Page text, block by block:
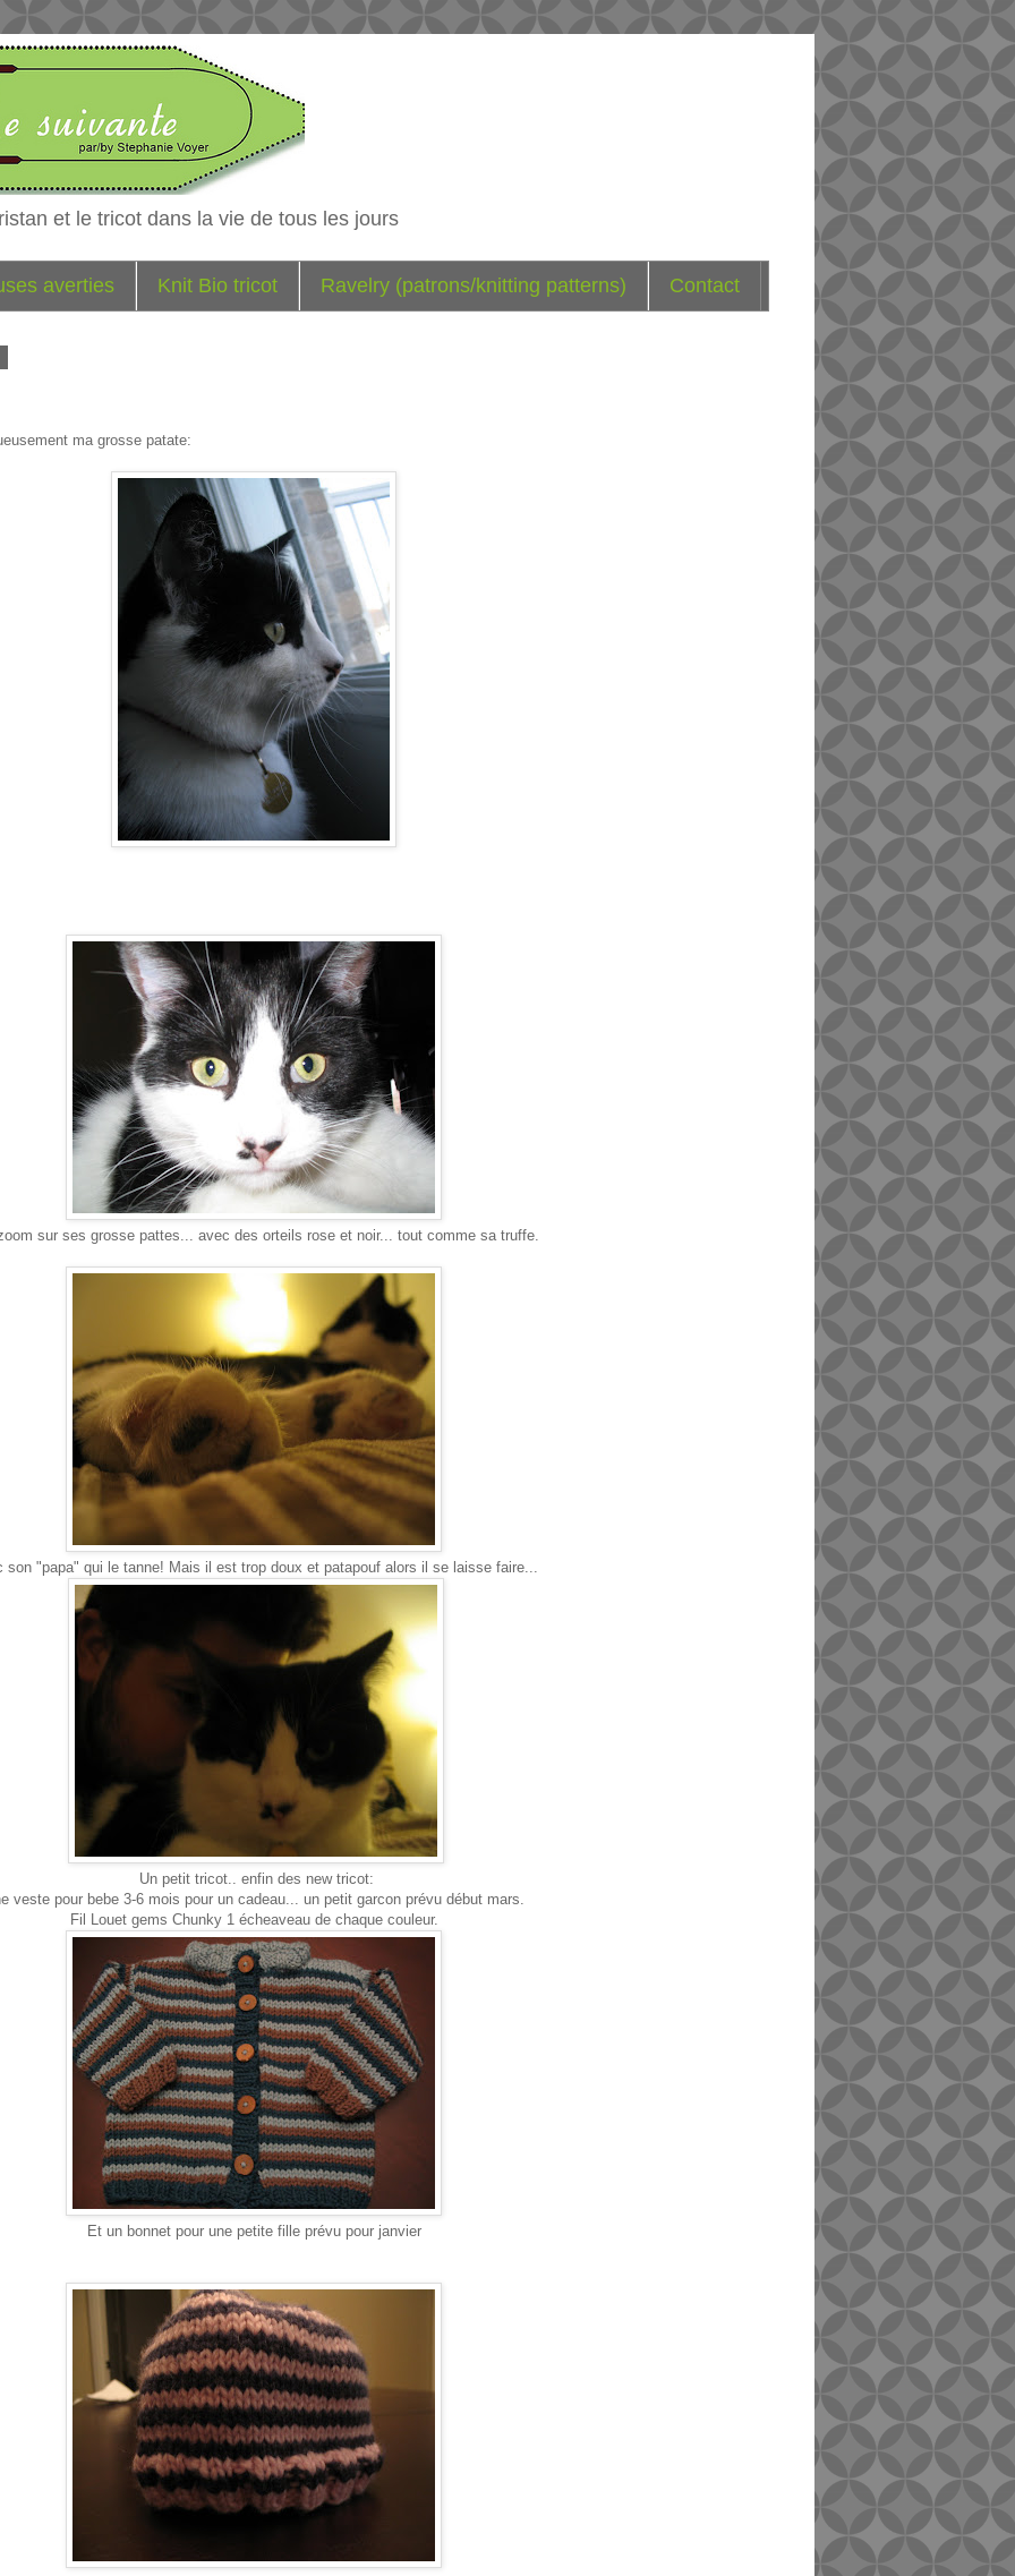
et le tricot dans la vie de tous les jours
averties Knit Bio tricot Ravelry (patrons/knitting patterns) Contact
ma grosse patate:
sur ses grosse pattes... avec des orteils rose et noir... tout comme sa truffe.
son "papa" qui le tanne! Mais il est trop doux et patapouf alors il se laisse faire...
Un petit tricot.. enfin des new tricot:
veste pour bebe 3-6 mois pour un cadeau... un petit garcon prévu début mars.
Fil Louet gems Chunky 1 écheaveau de chaque couleur.
Et un bonnet pour une petite fille prévu pour janvier